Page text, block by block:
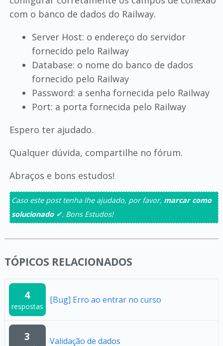
com o banco de dados do Railway.
Server Host: o endereço do servidor
fornecido pelo Railway
Database: o nome do banco de dados
fornecido pelo Railway
Password: a senha fornecida pelo Railway
Port: a porta fornecida pelo Railway
Espero ter ajudado.
Qualquer dúvida, compartilhe no fórum.
Abraços e bons estudos!
Caso este post tenha lhe ajudado, por favor, marcar como
solucionado ✓. Bons Estudos!
TÓPICOS RELACIONADOS
4
respostas
[Bug] Erro ao entrar no curso
3 Validação de dados